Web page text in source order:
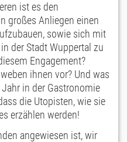
ist es den
großes Anliegen einen
sowie sich mit
der Stadt Wuppertal zu
Engagement?
ihnen vor? Und was
in der Gastronomie
die Utopisten, wie sie
erzählen werden!
angewiesen ist, wir